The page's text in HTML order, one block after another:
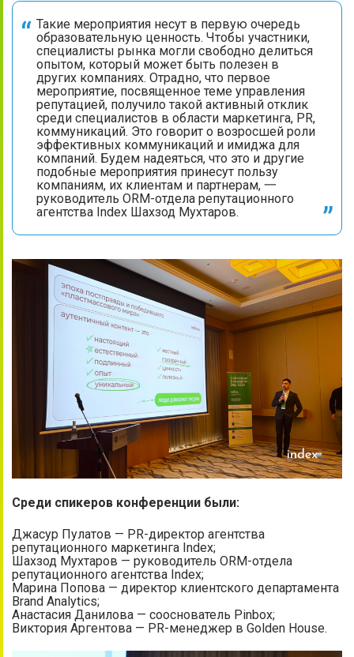
Такие мероприятия несут в первую очередь
образовательную ценность. Чтобы участники,
специалисты рынка могли свободно делиться
опытом, который может быть полезен в
других компаниях. Отрадно, что первое
мероприятие, посвященное теме управления
репутацией, получило такой активный отклик
среди специалистов в области маркетинга, PR,
коммуникаций. Это говорит о возросшей роли
эффективных коммуникаций и имиджа для
компаний. Будем надеяться, что это и другие
подобные мероприятия принесут пользу
компаниям, их клиентам и партнерам, 一
руководитель ORM-отдела репутационного
агентства Index Шахзод Мухтаров.
Среди спикеров конференции были:
Джасур Пулатов — PR-директор агентства
репутационного маркетинга Index;
Шахзод Мухтаров — руководитель ORM-отдела
репутационного агентства Index;
Марина Попова — директор клиентского департамента
Brand Analytics;
Анастасия Данилова — сооснователь Pinbox;
Виктория Аргентова — PR-менеджер в Golden House.